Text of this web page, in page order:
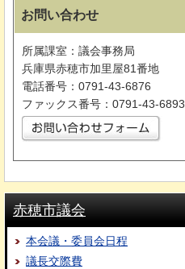
お問い合わせ
所属課室：議会事務局
兵庫県赤穂市加里屋81番地
電話番号：0791-43-6876
ファックス番号：0791-43-6893
赤穂市議会
本会議・委員会日程
議長交際費